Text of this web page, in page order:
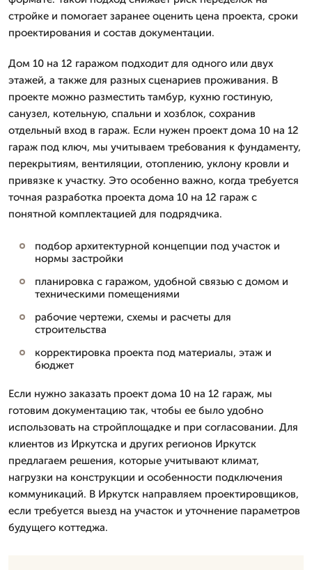
стройке и помогает заранее оценить цена проекта, сроки
проектирования и состав документации.
Дом 10 на 12 гаражом подходит для одного или двух
этажей, а также для разных сценариев проживания. В
проекте можно разместить тамбур, кухню гостиную,
санузел, котельную, спальни и хозблок, сохранив
отдельный вход в гараж. Если нужен проект дома 10 на 12
гараж под ключ, мы учитываем требования к фундаменту,
перекрытиям, вентиляции, отоплению, уклону кровли и
привязке к участку. Это особенно важно, когда требуется
точная разработка проекта дома 10 на 12 гараж с
понятной комплектацией для подрядчика.
подбор архитектурной концепции под участок и
нормы застройки
планировка с гаражом, удобной связью с домом и
техническими помещениями
рабочие чертежи, схемы и расчеты для
строительства
корректировка проекта под материалы, этаж и
бюджет
Если нужно заказать проект дома 10 на 12 гараж, мы
готовим документацию так, чтобы ее было удобно
использовать на стройплощадке и при согласовании. Для
клиентов из Иркутска и других регионов Иркутск
предлагаем решения, которые учитывают климат,
нагрузки на конструкции и особенности подключения
коммуникаций. В Иркутск направляем проектировщиков,
если требуется выезд на участок и уточнение параметров
будущего коттеджа.